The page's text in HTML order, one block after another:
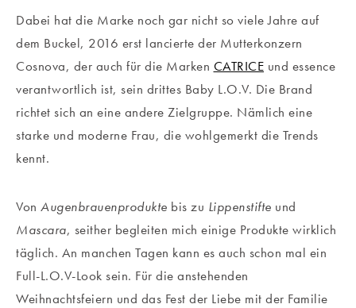
Dabei hat die Marke noch gar nicht so viele Jahre auf
dem Buckel, 2016 erst lancierte der Mutterkonzern
Cosnova, der auch für die Marken CATRICE und essence
verantwortlich ist, sein drittes Baby L.O.V. Die Brand
richtet sich an eine andere Zielgruppe. Nämlich eine
starke und moderne Frau, die wohlgemerkt die Trends
kennt.
Von Augenbrauenprodukte bis zu Lippenstifte und
Mascara, seither begleiten mich einige Produkte wirklich
täglich. An manchen Tagen kann es auch schon mal ein
Full-L.O.V-Look sein. Für die anstehenden
Weihnachtsfeiern und das Fest der Liebe mit der Familie